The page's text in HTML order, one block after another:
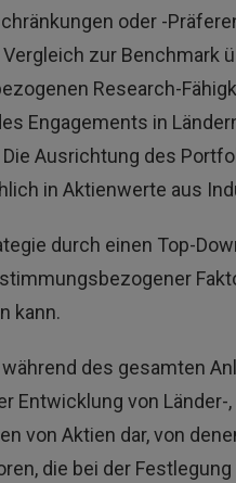
oder -
zur
Research-
Engagements in
Ausrichtung des
in Aktienwerte aus
durch einen Top-
kann.
des gesamten
Entwicklung von
von Aktien dar, von
die bei der